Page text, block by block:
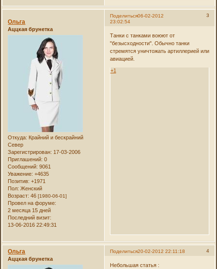
Поделиться 3
06-02-2012
23:02:54
Ольга
Аццкая брунетка
Откуда: Крайний и бескрайний
Север
Зарегистрирован: 17-03-2006
Приглашений: 0
Сообщений: 9061
Уважение: +4635
Позитив: +1971
Пол: Женский
Возраст: 46[1980-06-01]
Провел на форуме:
2 месяца 15 дней
Последний визит:
13-06-2016 22:49:31
Танки с танками воюют от
"безысходности". Обычно танки
стремятся уничтожать артиллерией или
авиацией.
+1
Поделиться 4
20-02-2012 22:11:18
Ольга
Аццкая брунетка
Небольшая статья :